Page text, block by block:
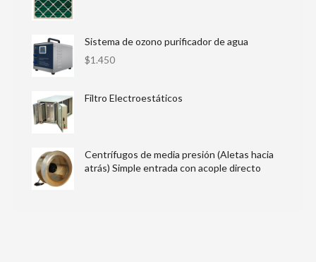
Sistema de ozono purificador de agua
$1.450
Filtro Electroestáticos
Centrífugos de media presión (Aletas hacia
atrás) Simple entrada con acople directo